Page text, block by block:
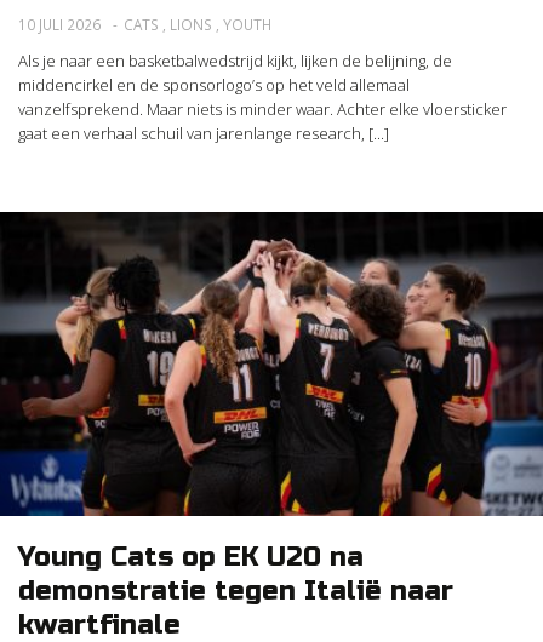
10 JULI 2026 CATS LIONS YOUTH
Als je naar een basketbalwedstrijd kijkt, lijken de belijning, de
middencirkel en de sponsorlogo’s op het veld allemaal
vanzelfsprekend. Maar niets is minder waar. Achter elke vloersticker
gaat een verhaal schuil van jarenlange research, [...]
Young Cats op EK U20 na
demonstratie tegen Italië naar
kwartfinale